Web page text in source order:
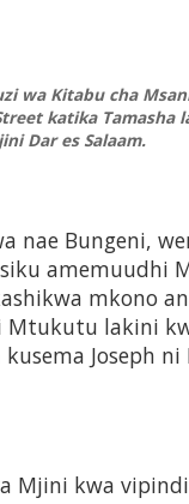
wa Kitabu cha
katika Tamasha
Dar es Salaam.
nae Bungeni,
amemuudhi
mkono
Mtukutu lakini
Joseph
Mjini kwa